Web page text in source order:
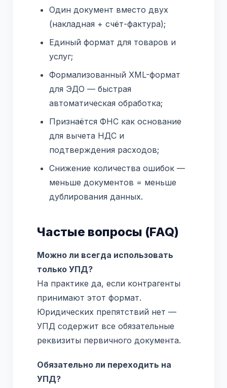
Один документ вместо двух
(накладная + счёт-фактура);
Единый формат для товаров и
услуг;
Формализованный XML-формат
для ЭДО — быстрая
автоматическая обработка;
Признаётся ФНС как основание
для вычета НДС и
подтверждения расходов;
Снижение количества ошибок —
меньше документов = меньше
дублирования данных.
Частые вопросы (FAQ)
Можно ли всегда использовать
только УПД?
На практике да, если контрагенты
принимают этот формат.
Юридических препятствий нет —
УПД содержит все обязательные
реквизиты первичного документа.
Обязательно ли переходить на
УПД?